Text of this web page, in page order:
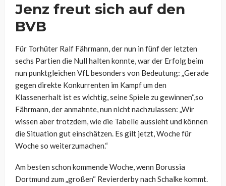
Jenz freut sich auf den
BVB
Für Torhüter Ralf Fährmann, der nun in fünf der letzten
sechs Partien die Null halten konnte, war der Erfolg beim
nun punktgleichen VfL besonders von Bedeutung: „Gerade
gegen direkte Konkurrenten im Kampf um den
Klassenerhalt ist es wichtig, seine Spiele zu gewinnen“,so
Fährmann, der anmahnte, nun nicht nachzulassen: „Wir
wissen aber trotzdem, wie die Tabelle aussieht und können
die Situation gut einschätzen. Es gilt jetzt, Woche für
Woche so weiterzumachen.“
Am besten schon kommende Woche, wenn Borussia
Dortmund zum „großen“ Revierderby nach Schalke kommt.